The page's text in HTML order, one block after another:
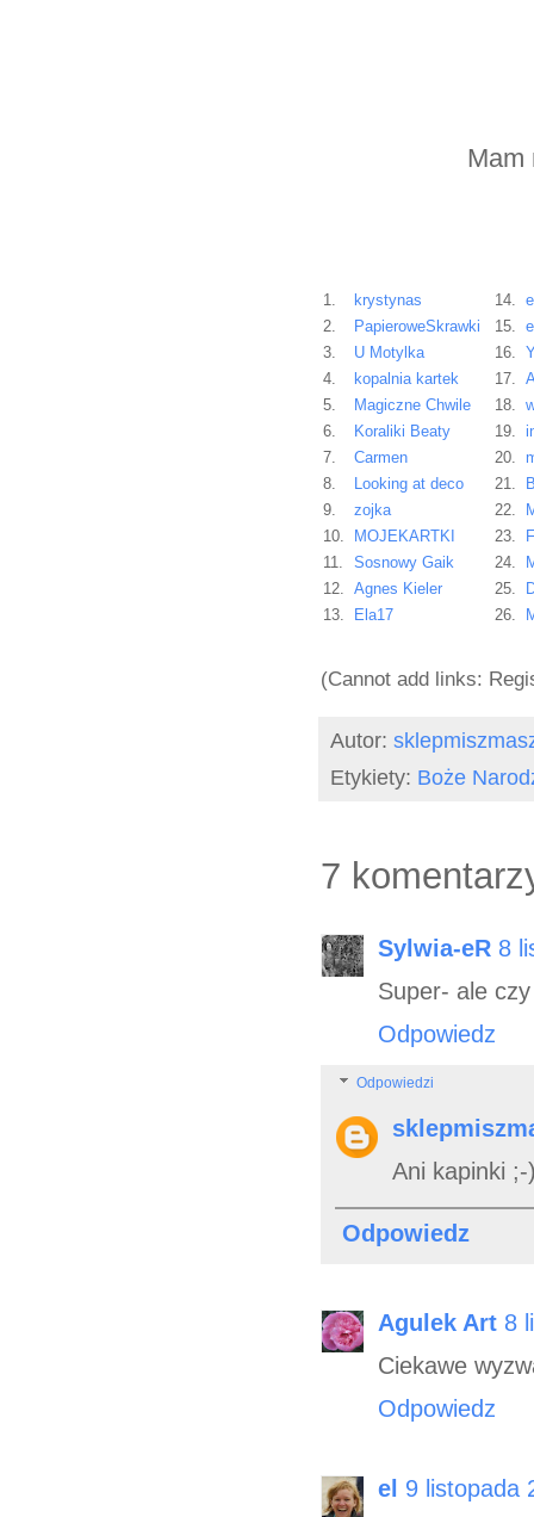
Mam
1. krystynas 14.
2.
PapieroweSkrawki 15.
3.
U Motylka 16.
4.
kopalnia kartek 17.
5.
Magiczne Chwile 18.
6.
Koraliki Beaty 19.
7.
Carmen 20.
8.
Looking at deco 21.
9.
zojka 22.
10.
MOJEKARTKI 23.
11.
Sosnowy Gaik 24.
12.
Agnes Kieler 25.
13.
Ela17 26.
(Cannot add links:
Autor:
Etykiety: Boże
7
Sylwia-eR 8
Super- ale
Odpowiedz
Odpowiedzi
Ani kapinki
Odpowiedz
Agulek Art 8
Ciekawe
Odpowiedz
el 9 listopada